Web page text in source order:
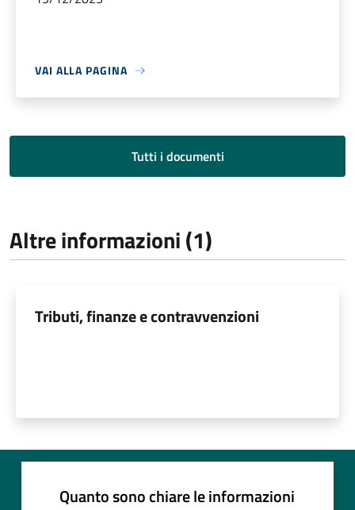
VAI ALLA PAGINA
Tutti i documenti
Altre informazioni (1)
Tributi, finanze e contravvenzioni
Quanto sono chiare le informazioni